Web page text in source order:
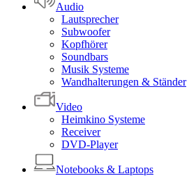
Audio
Lautsprecher
Subwoofer
Kopfhörer
Soundbars
Musik Systeme
Wandhalterungen & Ständer
Video
Heimkino Systeme
Receiver
DVD-Player
Notebooks & Laptops